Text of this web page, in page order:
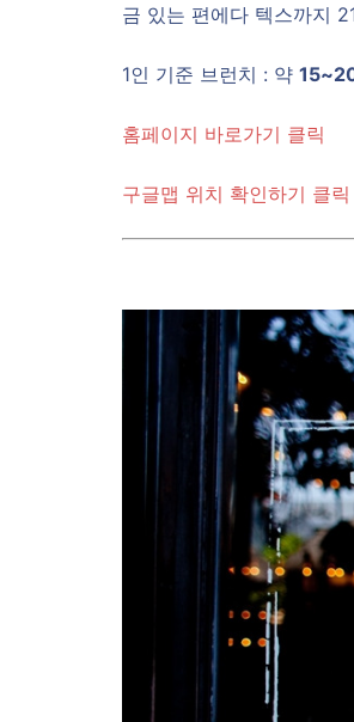
금 있는 편에다 텍스까지
1인 기준 브런치 : 약
홈페이지 바로가기 클릭
구글맵 위치 확인하기 클릭